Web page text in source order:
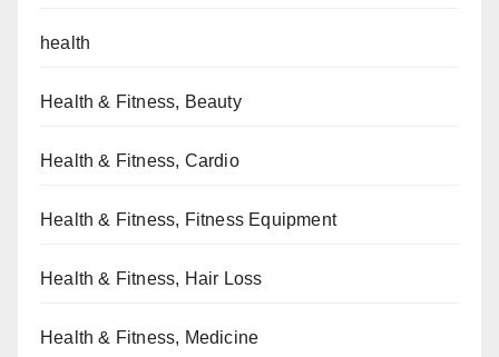
health
Health & Fitness, Beauty
Health & Fitness, Cardio
Health & Fitness, Fitness Equipment
Health & Fitness, Hair Loss
Health & Fitness, Medicine